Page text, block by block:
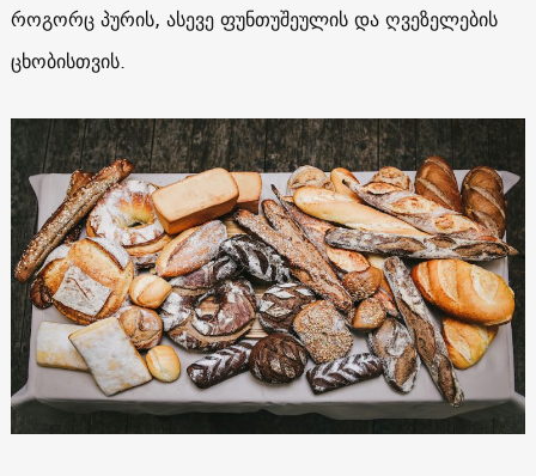
როგორც პურის, ასევე ფუნთუშეულის და ღვეზელების
ცხობისთვის.